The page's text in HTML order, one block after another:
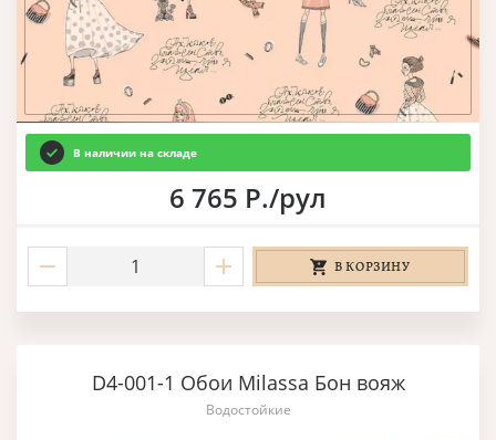
В наличии на складе
6 765 Р./рул
В КОРЗИНУ
D4-001-1 Обои Milassa Бон вояж
Водостойкие